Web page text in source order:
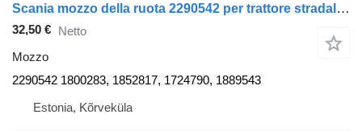
Scania mozzo della ruota 2290542 per trattore stradale Scania R440
32,50 € Netto
Mozzo
2290542 1800283, 1852817, 1724790, 1889543
Estonia, Kõrveküla